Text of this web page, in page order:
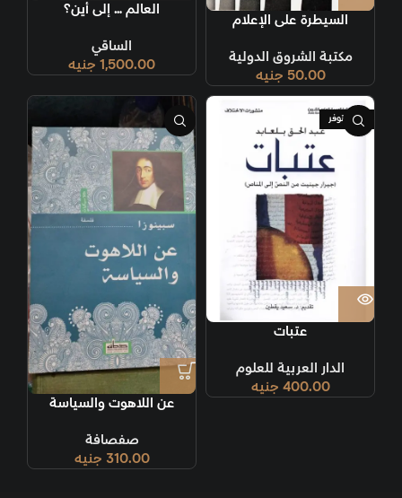
السيطرة على الإعلام
مكتبة الشروق الدولية
50.00 جنيه
العالم … إلى أين؟
الساقي
1,500.00 جنيه
غير متوفر
عتبات
الدار العربية للعلوم
400.00 جنيه
عن اللاهوت والسياسة
صفصافة
310.00 جنيه